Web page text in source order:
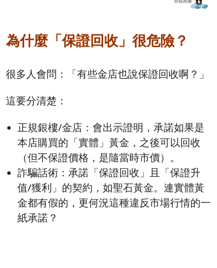
為什麼「保證回收」很危險？
很多人會問：「有些金店也說保證回收啊？」
這要分清楚：
正規銀樓/金店：會出示證明，承諾如果是
本店購買的「實體」黃金，之後可以回收
（但不保證價格，是隨當時市價）。
詐騙話術：承諾「保證回收」且「保證升
值/獲利」的契約，如聖石黃金。連實體黃
金都有假的，更何況這種違反市場行情的一
紙承諾？